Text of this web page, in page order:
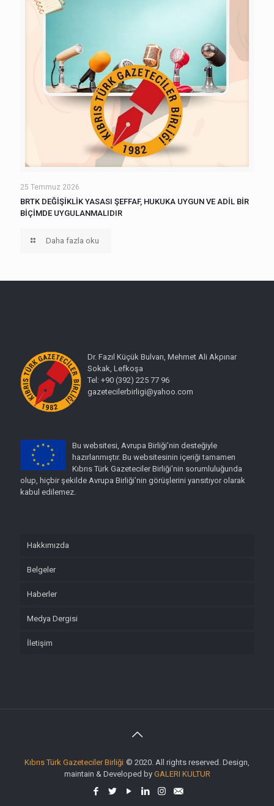
25 Temmuz 2026
BRTK DEĞİŞİKLİK YASASI ŞEFFAF, HUKUKA UYGUN VE ADİL BİR
BİÇİMDE UYGULANMALIDIR
Daha fazla oku
Dr. Fazıl Küçük Bulvarı, Mehmet Ali Akpınar
Sokak, Lefkoşa
Tel: +90 (392) 225 77 96
gazetecilerbirligi@yahoo.com
Bu websitesi, Avrupa Birliği’nin desteğiyle
hazırlanmıştır. Bu websitesinin içeriği tamamen
Kıbrıs Türk Gazeteciler Birliği'nin sorumluluğunda
olup, hiçbir şekilde Avrupa Birliği’nin görüşlerini yansıtıyor olarak
kabul edilemez.
Hakkımızda
Belgeler
Haberler
Medya Dergisi
İletişim
Kıbrıs Türk Gazeteciler Birliği © 2020. All rights reserved. Design,
maintain & Developed by GALERI KULTUR